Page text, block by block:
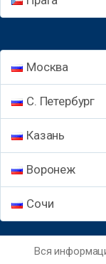
Москва
С. Петербург
Казань
Воронеж
Сочи
Вся